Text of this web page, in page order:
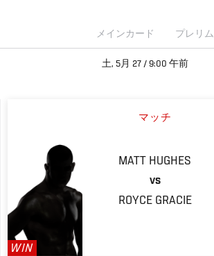
メインカード プレリム
土, 5月 27 / 9:00 午前
マッチ
WIN
MATT HUGHES
VS
ROYCE GRACIE